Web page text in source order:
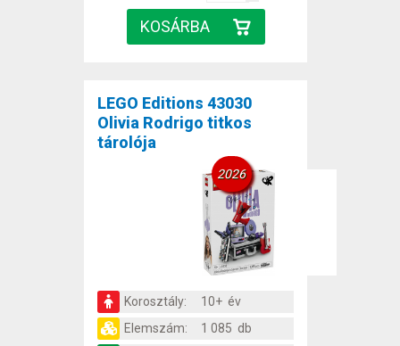
LEGO Editions 43030
Olivia Rodrigo titkos
tárolója
2026
Korosztály:
10+ év
Elemszám:
1 085 db